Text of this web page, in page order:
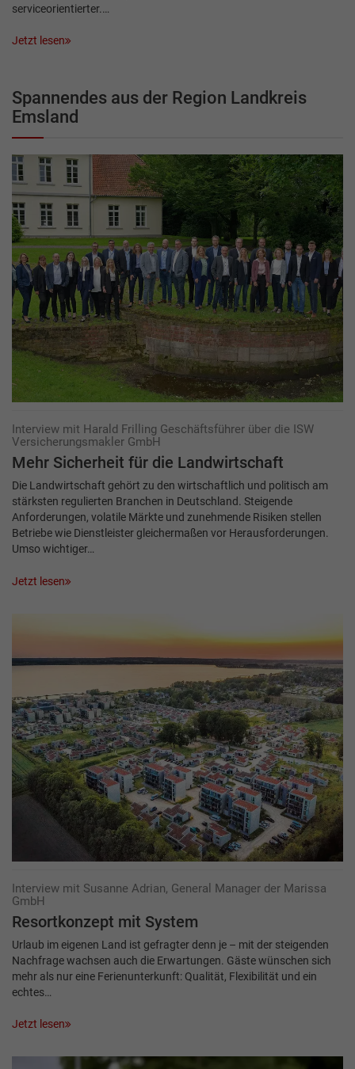
serviceorientierter.…
Jetzt lesen
Spannendes aus der Region Landkreis
Emsland
Interview mit Harald Frilling Geschäftsführer über die ISW
Versicherungsmakler GmbH
Mehr Sicherheit für die Landwirtschaft
Die Landwirtschaft gehört zu den wirtschaftlich und politisch am
stärksten regulierten Branchen in Deutschland. Steigende
Anforderungen, volatile Märkte und zunehmende Risiken stellen
Betriebe wie Dienstleister gleichermaßen vor Herausforderungen.
Umso wichtiger…
Jetzt lesen
Interview mit Susanne Adrian, General Manager der Marissa
GmbH
Resortkonzept mit System
Urlaub im eigenen Land ist gefragter denn je – mit der steigenden
Nachfrage wachsen auch die Erwartungen. Gäste wünschen sich
mehr als nur eine Ferienunterkunft: Qualität, Flexibilität und ein
echtes…
Jetzt lesen